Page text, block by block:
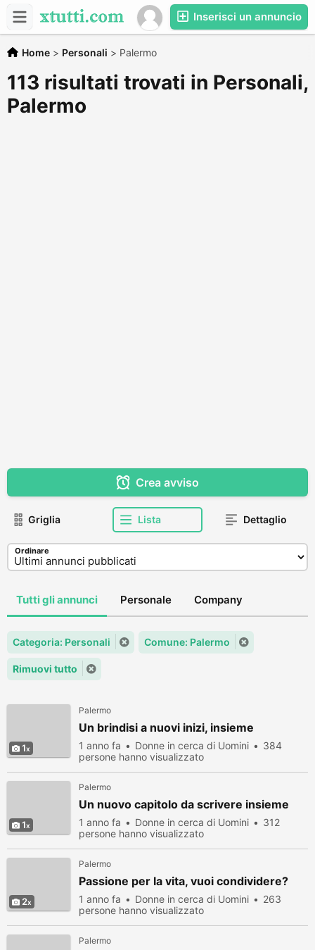
Inserisci un annuncio
Home > Personali > Palermo
113 risultati trovati in Personali,
Palermo
Crea avviso
Griglia Lista Dettaglio
Ordinare
Tutti gli annunci Personale Company
Categoria: Personali Comune: Palermo
Rimuovi tutto
1
Palermo
Un brindisi a nuovi inizi, insieme
1 anno fa Donne in cerca di Uomini
384
persone hanno visualizzato
1
Palermo
Un nuovo capitolo da scrivere insieme
1 anno fa Donne in cerca di Uomini
312
persone hanno visualizzato
2
Palermo
Passione per la vita, vuoi condividere?
1 anno fa Donne in cerca di Uomini
263
persone hanno visualizzato
Palermo